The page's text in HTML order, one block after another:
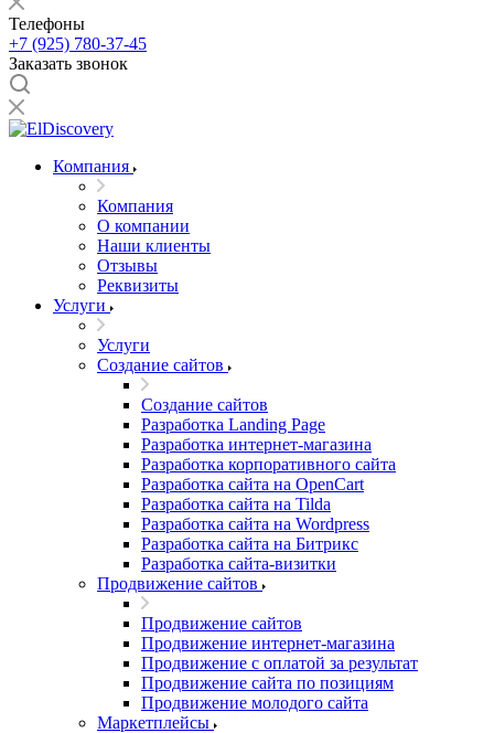
Телефоны
+7 (925) 780-37-45
Заказать звонок
Компания
Компания
О компании
Наши клиенты
Отзывы
Реквизиты
Услуги
Услуги
Создание сайтов
Создание сайтов
Разработка Landing Page
Разработка интернет-магазина
Разработка корпоративного сайта
Разработка сайта на OpenCart
Разработка сайта на Tilda
Разработка сайта на Wordpress
Разработка сайта на Битрикс
Разработка сайта-визитки
Продвижение сайтов
Продвижение сайтов
Продвижение интернет-магазина
Продвижение с оплатой за результат
Продвижение сайта по позициям
Продвижение молодого сайта
Маркетплейсы